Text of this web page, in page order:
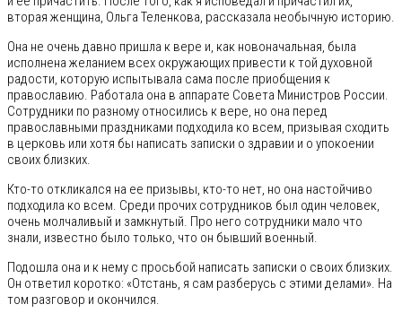
вторая женщина, Ольга Теленкова, рассказала необычную историю.
Она не очень давно пришла к вере и, как новоначальная, была
исполнена желанием всех окружающих привести к той духовной
радости, которую испытывала сама после приобщения к
православию. Работала она в аппарате Совета Министров России.
Сотрудники по разному относились к вере, но она перед
православными праздниками подходила ко всем, призывая сходить
в церковь или хотя бы написать записки о здравии и о упокоении
своих близких.
Кто-то откликался на ее призывы, кто-то нет, но она настойчиво
подходила ко всем. Среди прочих сотрудников был один человек,
очень молчаливый и замкнутый. Про него сотрудники мало что
знали, известно было только, что он бывший военный.
Подошла она и к нему с просьбой написать записки о своих близких.
Он ответил коротко: «Отстань, я сам разберусь с этими делами». На
том разговор и окончился.